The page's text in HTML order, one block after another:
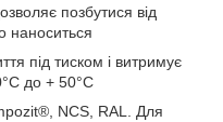
позбутися від
наноситься
під тиском і витримує
до + 50°C
NCS, RAL. Для